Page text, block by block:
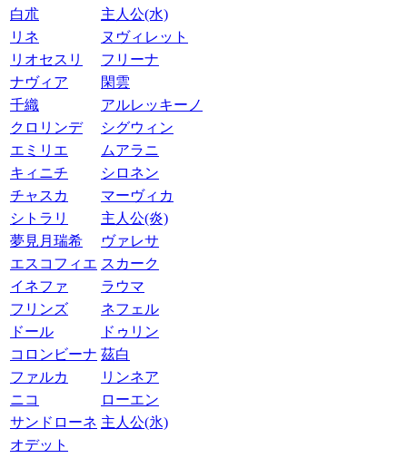
白朮
主人公(水)
リネ
ヌヴィレット
リオセスリ
フリーナ
ナヴィア
閑雲
千織
アルレッキーノ
クロリンデ
シグウィン
エミリエ
ムアラニ
キィニチ
シロネン
チャスカ
マーヴィカ
シトラリ
主人公(炎)
夢見月瑞希
ヴァレサ
エスコフィエ スカーク
イネファ
ラウマ
フリンズ
ネフェル
ドール
ドゥリン
コロンビーナ 茲白
ファルカ
リンネア
ニコ
ローエン
サンドローネ 主人公(氷)
オデット